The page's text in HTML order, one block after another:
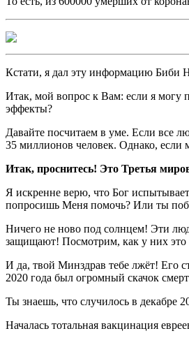
Кстати, я дал эту информацию Биби
Итак, мой вопрос к Вам: если я могу
эффекты?
Давайте посчитаем в уме. Если все
35 миллионов человек. Однако, если
Итак, проснитесь! Это Третья
Я искренне верю, что Бог
попросишь Меня помочь? Или ты
Ничего не ново под солнцем! Эти
защищают! Посмотрим, как у них это
И да, твой Минздрав тебе лжёт! Его
2020 года был огромный скачок
Ты знаешь, что случилось в декабре
Началась тотальная вакцинация